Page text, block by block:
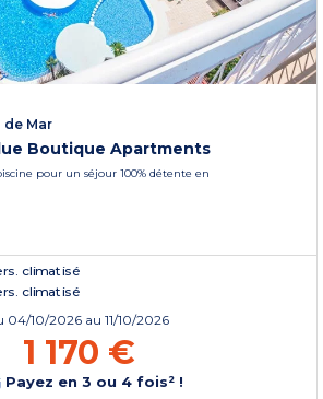
de Mar
Boutique Apartments
pour un séjour 100% détente en
climatisé
climatisé
04/10/2026 au 11/10/2026
1 170 €
Payez en 3 ou 4 fois² !